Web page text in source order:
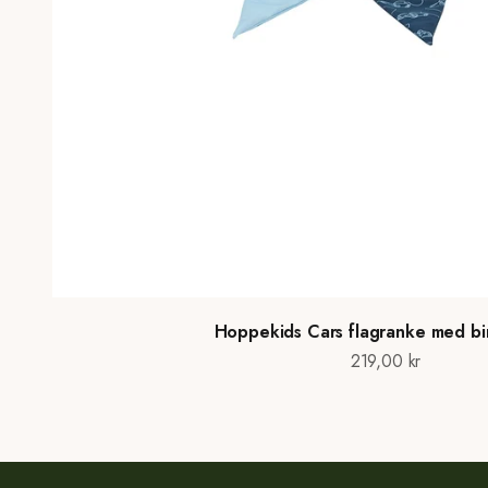
Hoppekids Cars flagranke med
Salgspris
219,00 kr